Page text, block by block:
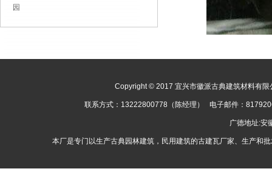
园
Copyright © 2017 宜兴市徽派古典建筑材料有
联系方式：13222800778（陈经理） 电子邮件：
广德地址:
本厂是专门以生产古典园林建筑，民用建筑的古建瓦厂家、生产和